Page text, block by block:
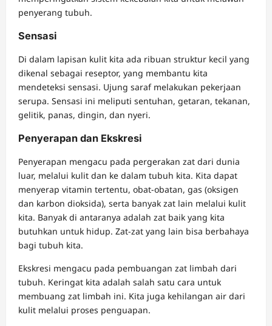
penyerang tubuh.
Sensasi
Di dalam lapisan kulit kita ada ribuan struktur kecil yang
dikenal sebagai reseptor, yang membantu kita
mendeteksi sensasi. Ujung saraf melakukan pekerjaan
serupa. Sensasi ini meliputi sentuhan, getaran, tekanan,
gelitik, panas, dingin, dan nyeri.
Penyerapan dan Ekskresi
Penyerapan mengacu pada pergerakan zat dari dunia
luar, melalui kulit dan ke dalam tubuh kita. Kita dapat
menyerap vitamin tertentu, obat-obatan, gas (oksigen
dan karbon dioksida), serta banyak zat lain melalui kulit
kita. Banyak di antaranya adalah zat baik yang kita
butuhkan untuk hidup. Zat-zat yang lain bisa berbahaya
bagi tubuh kita.
Ekskresi mengacu pada pembuangan zat limbah dari
tubuh. Keringat kita adalah salah satu cara untuk
membuang zat limbah ini. Kita juga kehilangan air dari
kulit melalui proses penguapan.